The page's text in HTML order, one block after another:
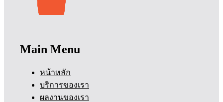
Main Menu
หน้าหลัก
บริการของเรา
ผลงานของเรา